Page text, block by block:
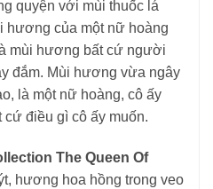
quyện với mùi thuốc lá
hương của một nữ hoàng
mùi hương bất cứ người
đắm. Mùi hương vừa ngây
là một nữ hoàng, cô ấy
điều gì cô ấy muốn.
The Queen Of
hương hoa hồng trong veo